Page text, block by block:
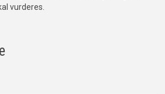
vurderes.